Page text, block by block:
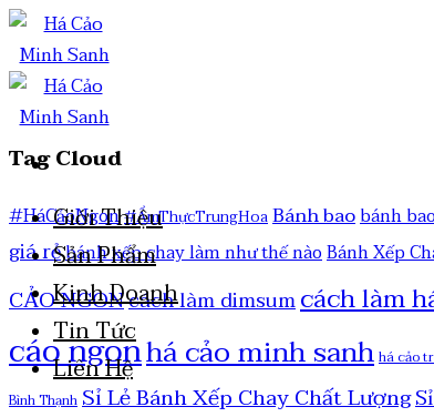
Giới Thiệu
Sản Phẩm
Kinh Doanh
Tin Tức
Liên Hệ
Tag Cloud
#HáCảoNgon#ẨmThựcTrungHoaBánh baobánh
giá rẻbánh xếp chay làm như thế nàoBánh Xếp
CẢO NGONcách làm dimsumcách làm
cáo ngonhá cảo minh sanhhá cảo
Bình ThạnhSỉ Lẻ Bánh Xếp Chay Chất Lượng